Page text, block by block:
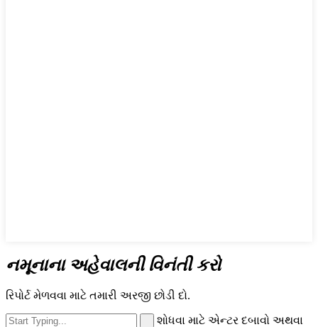
નમૂનાના અહેવાલની વિનંતી કરો
રિપોર્ટ મેળવવા માટે તમારી અરજી છોડી દો.
શોધવા માટે એન્ટર દબાવો અથવા